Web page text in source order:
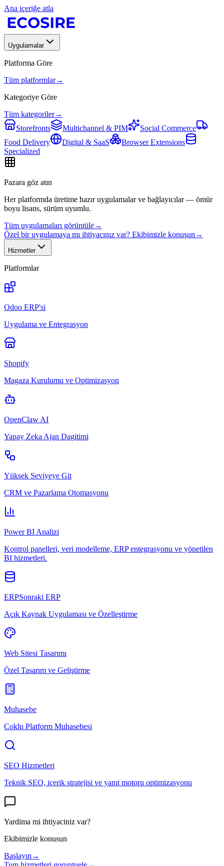
Ana içeriğe atla
Uygulamalar
Platforma Göre
Tüm platformlar→
Kategoriye Göre
Tüm kategoriler→
Storefronts
Multichannel & PIM
Social Commerce
Food Delivery
Digital & SaaS
Browser Extensions
Specialized
Pazara göz atın
Her platformda üretime hazır uygulamalar ve bağlayıcılar — ömür
boyu lisans, sürüm uyumlu.
Tüm uygulamaları görüntüle→
Özel bir uygulamaya mı ihtiyacınız var? Ekibimizle konuşun →
Hizmetler
Platformlar
Odoo ERP'si
Uygulama ve Entegrasyon
Shopify
Magaza Kurulumu ve Optimizasyon
OpenClaw AI
Yapay Zeka Ajan Dagitimi
Yüksek Seviyeye Git
CRM ve Pazarlama Otomasyonu
Power BI Analizi
Kontrol panelleri, veri modelleme, ERP entegrasyonu ve yönetilen
BI hizmetleri.
ERPSonraki ERP
Açık Kaynak Uygulaması ve Özelleştirme
Web Sitesi Tasarımı
Özel Tasarım ve Geliştirme
Muhasebe
Coklu Platform Muhasebesi
SEO Hizmetleri
Teknik SEO, içerik stratejisi ve yanıt motoru optimizasyonu
Yardima mi ihtiyaciniz var?
Ekibimizle konusun
Başlayın →